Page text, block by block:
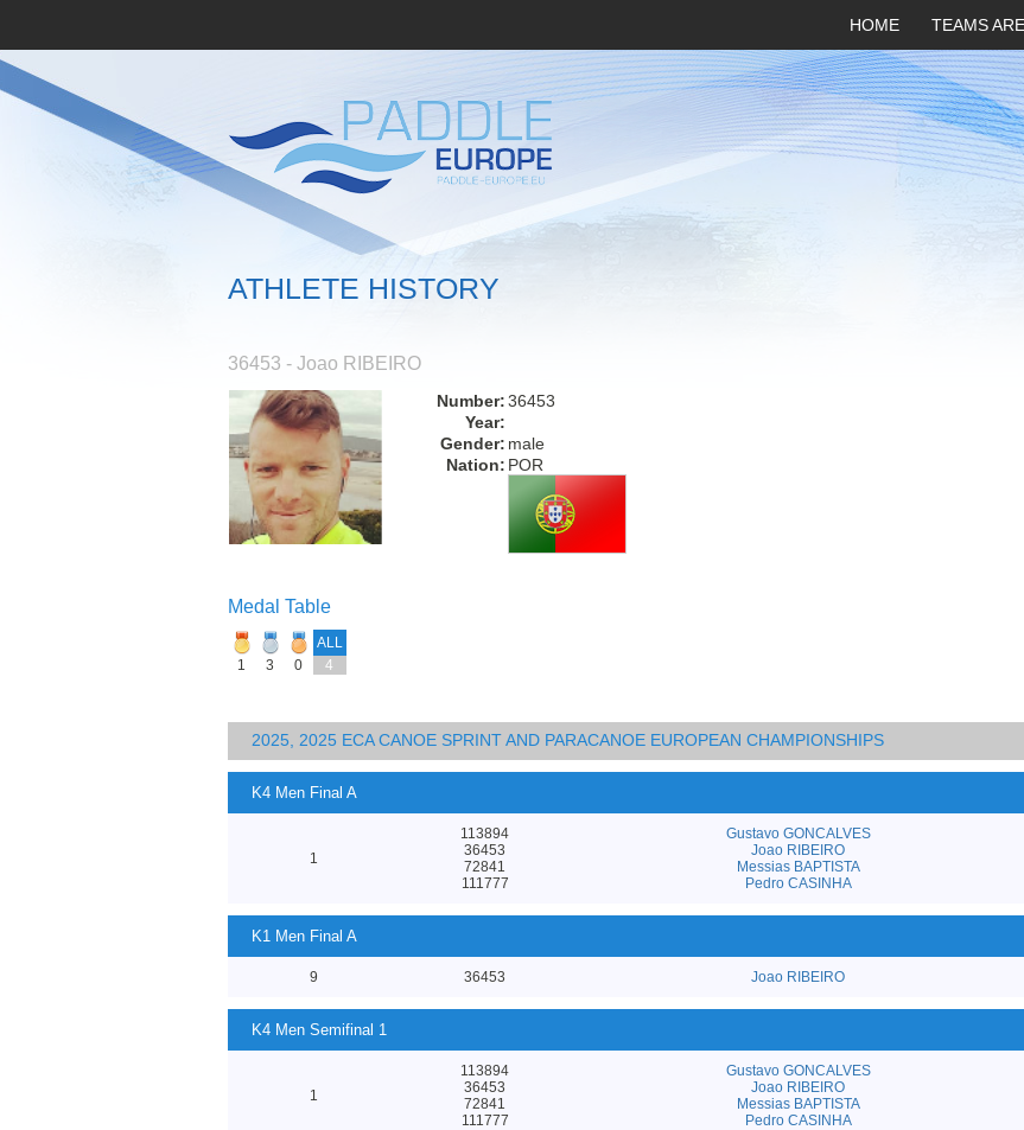
HOME TEAMS
ATHLETE HISTORY
36453 - Joao RIBEIRO
Number:36453
Year:
Gender: male
Nation: POR
Medal Table
ALL
1
3 0 4
2025, 2025 ECA CANOE SPRINT AND PARACANOE EUROPEAN CHAMPIONSHIPS
K4 Men Final A
1
113894
36453
72841
111777
Gustavo GONCALVES
Joao RIBEIRO
Messias BAPTISTA
Pedro CASINHA
K1 Men Final A
9 36453 Joao RIBEIRO
K4 Men Semifinal 1
1
113894
36453
72841
111777
Gustavo GONCALVES
Joao RIBEIRO
Messias BAPTISTA
Pedro CASINHA